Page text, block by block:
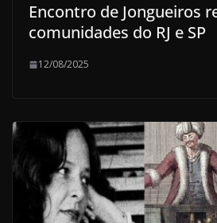
Encontro de Jongueiros
comunidades do RJ e SP
12/08/2025